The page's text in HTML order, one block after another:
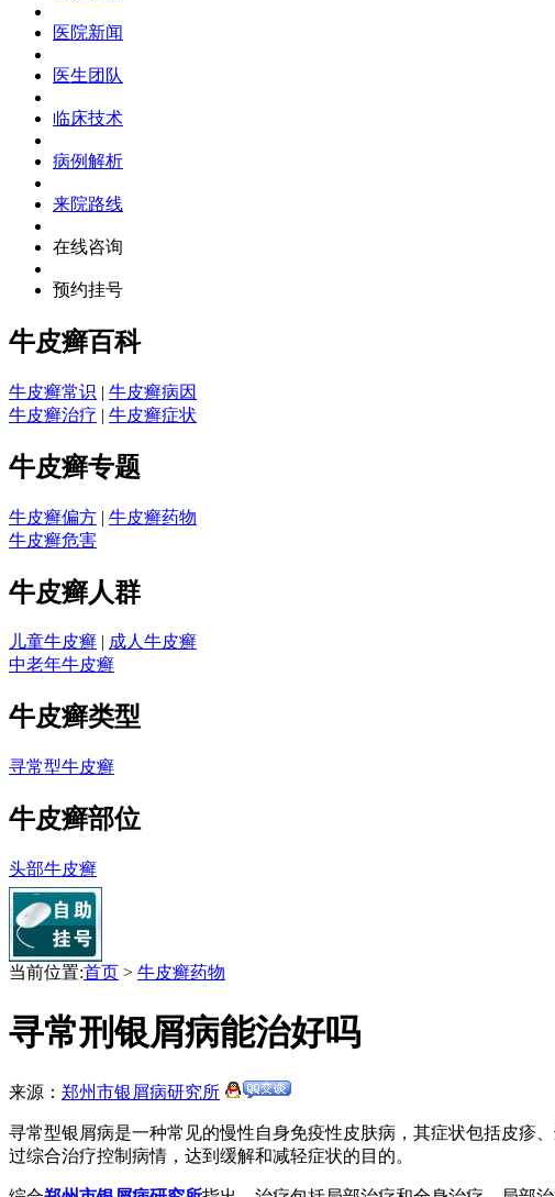
医院新闻
医生团队
临床技术
病例解析
来院路线
在线咨询
预约挂号
牛皮癣百科
牛皮癣常识 | 牛皮癣病因
牛皮癣治疗 | 牛皮癣症状
牛皮癣专题
牛皮癣偏方 | 牛皮癣药物
牛皮癣危害
牛皮癣人群
儿童牛皮癣 | 成人牛皮癣
中老年牛皮癣
牛皮癣类型
寻常型牛皮癣
牛皮癣部位
头部牛皮癣
当前位置:首页 > 牛皮癣药物
寻常刑银屑病能治好吗
来源： 郑州市银屑病研究所
寻常型银屑病是一种常见的慢性自身免疫性皮肤病，其症状包括皮疹
过综合治疗控制病情，达到缓解和减轻症状的目的。